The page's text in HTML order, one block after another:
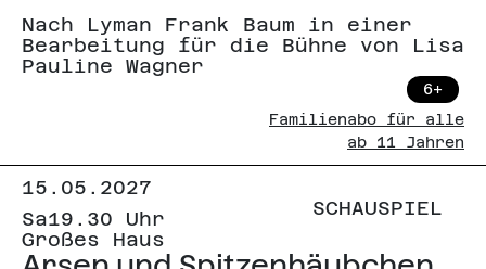
Nach Lyman Frank Baum in einer
Bearbeitung für die Bühne von Lisa
Pauline Wagner
6+
Familienabo für alle
ab 11 Jahren
15.05.2027
Sa19.30 Uhr
Großes Haus
SCHAUSPIEL